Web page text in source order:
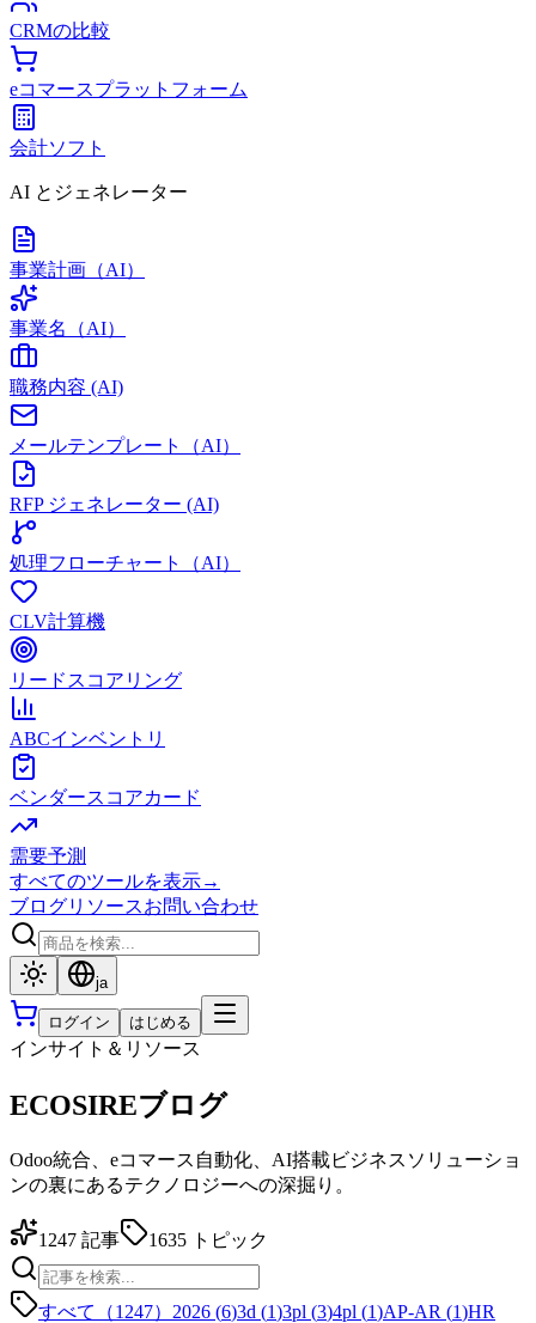
CRMの比較
eコマースプラットフォーム
会計ソフト
AI とジェネレーター
事業計画（AI）
事業名（AI）
職務内容 (AI)
メールテンプレート（AI）
RFP ジェネレーター (AI)
処理フローチャート（AI）
CLV計算機
リードスコアリング
ABCインベントリ
ベンダースコアカード
需要予測
すべてのツールを表示→
ブログリソースお問い合わせ
ja
ログイン はじめる
インサイト＆リソース
ECOSIREブログ
Odoo統合、eコマース自動化、AI搭載ビジネスソリューショ
ンの裏にあるテクノロジーへの深掘り。
1247 記事 1635 トピック
すべて（1247） 2026 (6)3d (1)3pl (3)4pl (1)AP-AR (1)HR